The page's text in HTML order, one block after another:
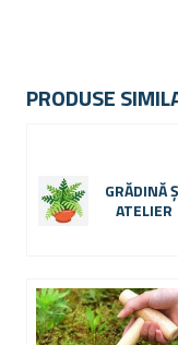
PRODUSE
GRĂDINĂ
ATELIER